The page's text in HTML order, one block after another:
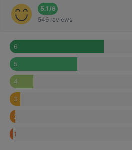
5.1/6
546 reviews
6
5
4
3
2
1